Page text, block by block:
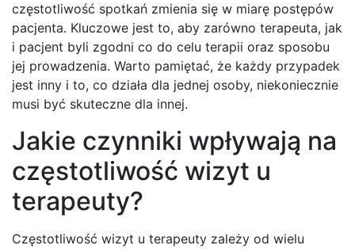
częstotliwość spotkań zmienia się w miarę postępów
pacjenta. Kluczowe jest to, aby zarówno terapeuta, jak
i pacjent byli zgodni co do celu terapii oraz sposobu
jej prowadzenia. Warto pamiętać, że każdy przypadek
jest inny i to, co działa dla jednej osoby, niekoniecznie
musi być skuteczne dla innej.
Jakie czynniki wpływają na
częstotliwość wizyt u
terapeuty?
Częstotliwość wizyt u terapeuty zależy od wielu